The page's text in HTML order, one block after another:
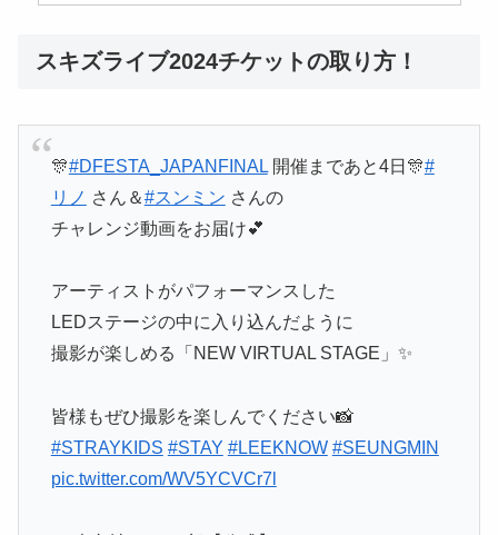
スキズライブ2024チケットの取り方！
🎊#DFESTA_JAPANFINAL開催まであと4日🎊#
リノ さん＆#スンミン さんの
チャレンジ動画をお届け💕
アーティストがパフォーマンスした
LEDステージの中に入り込んだように
撮影が楽しめる「NEW VIRTUAL STAGE」✨
皆様もぜひ撮影を楽しんでください📸
#STRAYKIDS #STAY #LEEKNOW #SEUNGMIN
pic.twitter.com/WV5YCVCr7l